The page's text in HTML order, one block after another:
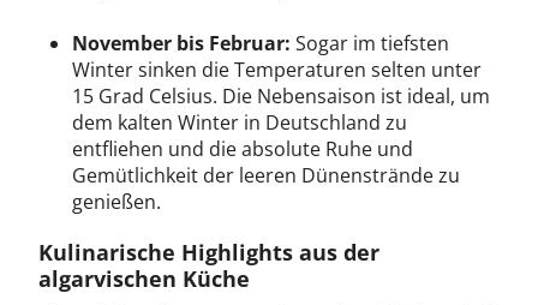
November bis Februar: Sogar im tiefsten
Winter sinken die Temperaturen selten unter
15 Grad Celsius. Die Nebensaison ist ideal, um
dem kalten Winter in Deutschland zu
entfliehen und die absolute Ruhe und
Gemütlichkeit der leeren Dünenstrände zu
genießen.
Kulinarische Highlights aus der
algarvischen Küche